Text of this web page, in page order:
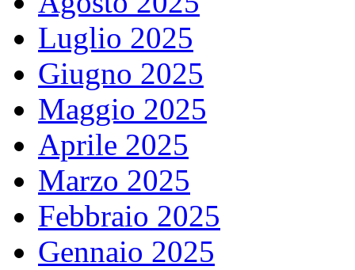
Luglio 2025
Giugno 2025
Maggio 2025
Aprile 2025
Marzo 2025
Febbraio 2025
Gennaio 2025